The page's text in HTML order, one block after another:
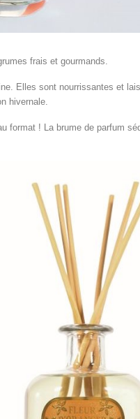
frais et gourmands.
Elles sont nourrissantes et
hivernale.
format ! La brume de parfum